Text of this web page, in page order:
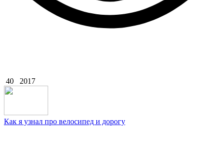
40 2017
Как я узнал про велосипед и дорогу